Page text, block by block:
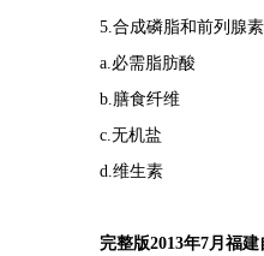
5.合成磷脂和前列腺素
a.必需脂肪酸
b.膳食纤维
c.无机盐
d.维生素
完整版2013年7月福建